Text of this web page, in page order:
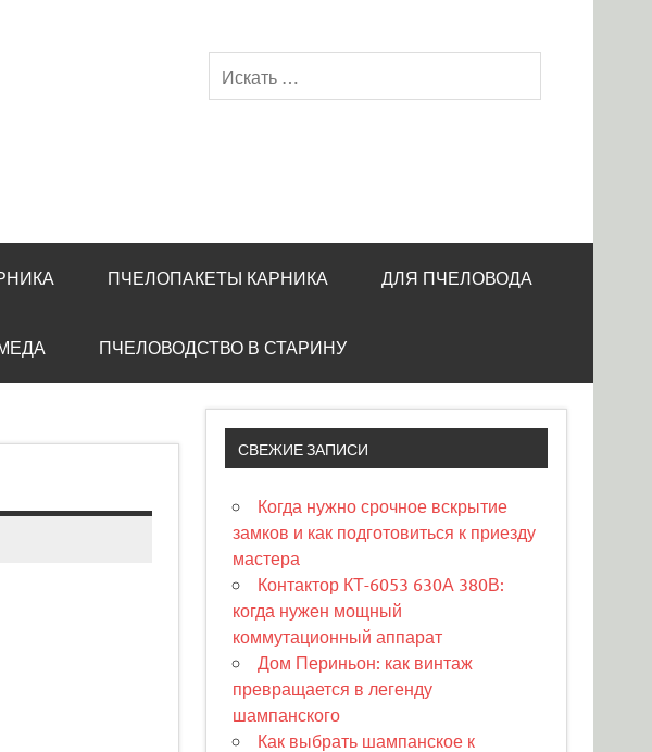
ПЧЕЛОПАКЕТЫ КАРНИКА ДЛЯ ПЧЕЛОВОДА
ПЧЕЛОВОДСТВО В СТАРИНУ
СВЕЖИЕ ЗАПИСИ
Когда нужно срочное вскрытие
замков и как подготовиться к приезду
мастера
Контактор КТ-6053 630А 380В:
когда нужен мощный
коммутационный аппарат
Дом Периньон: как винтаж
превращается в легенду
шампанского
Как выбрать шампанское к